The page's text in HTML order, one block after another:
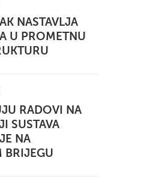
NASTAVLJA
U PROMETNU
RADOVI NA
SUSTAVA
NA
BRIJEGU